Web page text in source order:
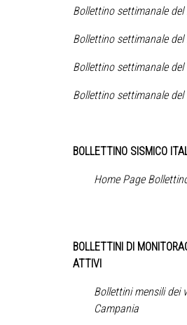
Bollettino settimanale
Bollettino settimanale
Bollettino settimanale
Bollettino settimanale
BOLLETTINO SISMICO
Home Page
BOLLETTINI DI
ATTIVI
Bollettini mensili dei
Campania